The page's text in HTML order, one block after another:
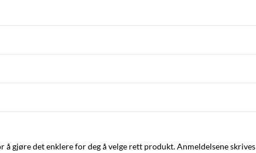
å gjøre det enklere for deg å velge rett produkt. Anmeldelsene skrives